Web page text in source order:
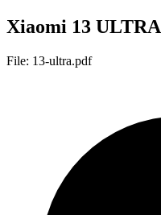
Xiaomi 13 ULTRA
File: 13-ultra.pdf